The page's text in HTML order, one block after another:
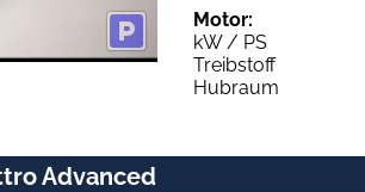
Motor:
kW / PS
Treibstoff
Hubraum
Advanced